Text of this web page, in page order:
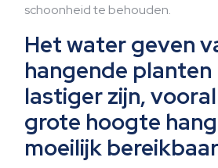
schoonheid te behouden.
Het water geven
hangende planten
lastiger zijn,
grote hoogte
moeilijk